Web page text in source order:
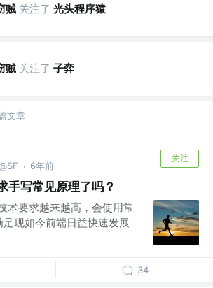
贼 关注了 光头程序猿
贼 关注了 子弈
文章
· 6年前
关注
手写常见原理了吗？
术要求越来越高，会使用常
足现如今前端日益快速发展
34